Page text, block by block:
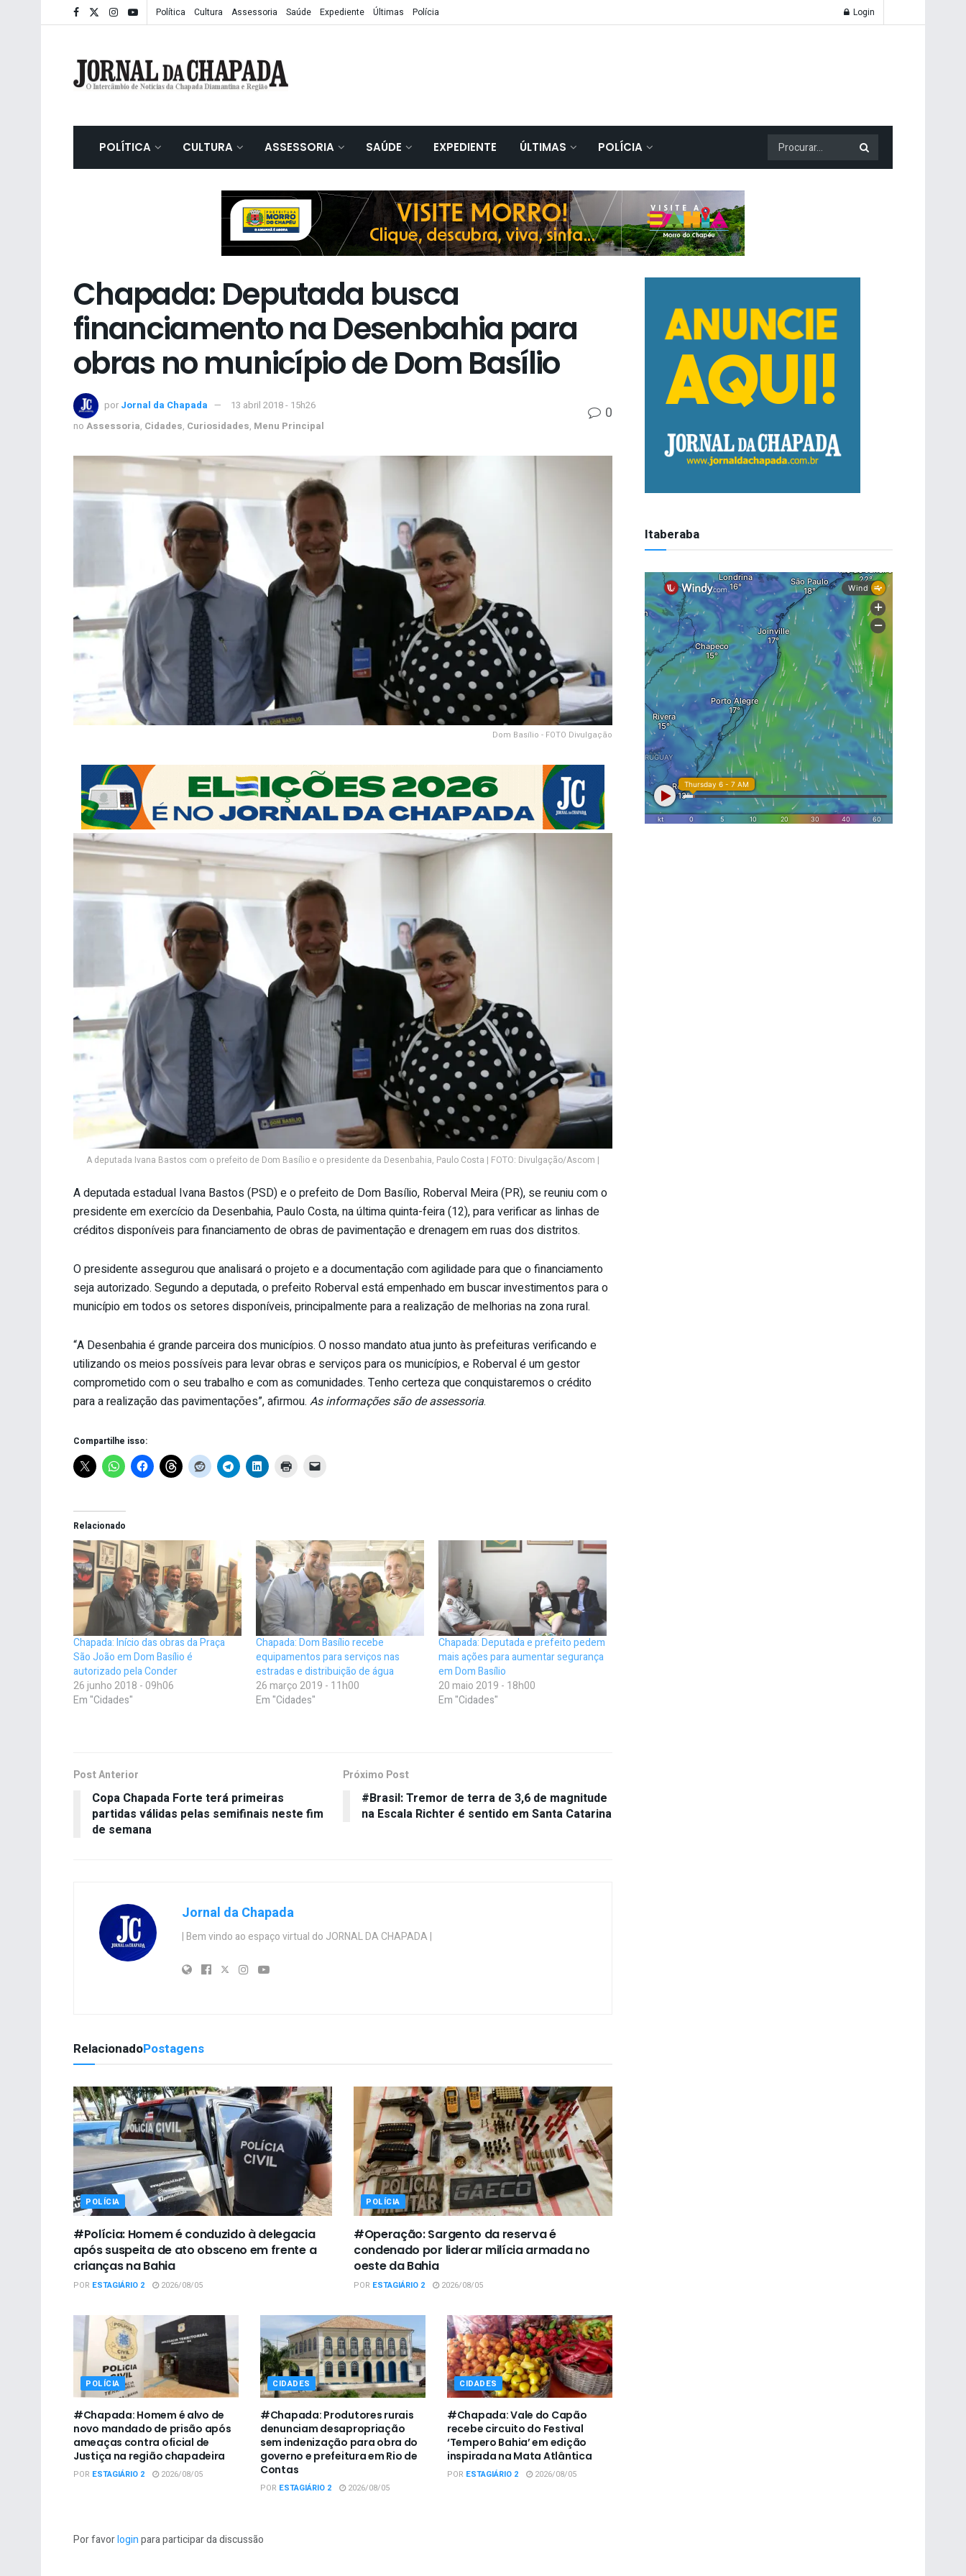
Política Cultura Assessoria Saúde Expediente Últimas Polícia Login
POLÍTICA CULTURA ASSESSORIA SAÚDE EXPEDIENTE ÚLTIMAS POLÍCIA
Chapada: Deputada busca
financiamento na Desenbahia para
obras no município de Dom Basílio
por Jornal da Chapada
13 abril 2018 - 15h26
no Assessoria, Cidades, Curiosidades, Menu Principal
0
Dom Basílio - FOTO Divulgação
A deputada Ivana Bastos com o prefeito de Dom Basílio e o presidente da Desenbahia, Paulo Costa | FOTO: Divulgação/Ascom |
A deputada estadual Ivana Bastos (PSD) e o prefeito de Dom Basílio, Roberval Meira (PR), se reuniu com o
presidente em exercício da Desenbahia, Paulo Costa, na última quinta-feira (12), para verificar as linhas de
créditos disponíveis para financiamento de obras de pavimentação e drenagem em ruas dos distritos.
O presidente assegurou que analisará o projeto e a documentação com agilidade para que o financiamento
seja autorizado. Segundo a deputada, o prefeito Roberval está empenhado em buscar investimentos para o
município em todos os setores disponíveis, principalmente para a realização de melhorias na zona rural.
“A Desenbahia é grande parceira dos municípios. O nosso mandato atua junto às prefeituras verificando e
utilizando os meios possíveis para levar obras e serviços para os municípios, e Roberval é um gestor
comprometido com o seu trabalho e com as comunidades. Tenho certeza que conquistaremos o crédito
para a realização das pavimentações”, afirmou. As informações são de assessoria.
Compartilhe isso:
Relacionado
Chapada: Início das obras da Praça
São João em Dom Basílio é
autorizado pela Conder
26 junho 2018 - 09h06
Em "Cidades"
Chapada: Dom Basílio recebe
equipamentos para serviços nas
estradas e distribuição de água
26 março 2019 - 11h00
Em "Cidades"
Chapada: Deputada e prefeito pedem
mais ações para aumentar segurança
em Dom Basílio
20 maio 2019 - 18h00
Em "Cidades"
Post Anterior
Copa Chapada Forte terá primeiras
partidas válidas pelas semifinais neste fim
de semana
Próximo Post
#Brasil: Tremor de terra de 3,6 de magnitude
na Escala Richter é sentido em Santa Catarina
Jornal da Chapada
| Bem vindo ao espaço virtual do JORNAL DA CHAPADA |
RelacionadoPostagens
POLÍCIA
#Polícia: Homem é conduzido à delegacia
após suspeita de ato obsceno em frente a
crianças na Bahia
POR ESTAGIÁRIO 2 2026/08/05
POLÍCIA
#Operação: Sargento da reserva é
condenado por liderar milícia armada no
oeste da Bahia
POR ESTAGIÁRIO 2 2026/08/05
POLÍCIA
#Chapada: Homem é alvo de
novo mandado de prisão após
ameaças contra oficial de
Justiça na região chapadeira
POR ESTAGIÁRIO 2 2026/08/05
CIDADES
#Chapada: Produtores rurais
denunciam desapropriação
sem indenização para obra do
governo e prefeitura em Rio de
Contas
POR ESTAGIÁRIO 2 2026/08/05
CIDADES
#Chapada: Vale do Capão
recebe circuito do Festival
‘Tempero Bahia’ em edição
inspirada na Mata Atlântica
POR ESTAGIÁRIO 2 2026/08/05
Por favorloginpara participar da discussão
Itaberaba